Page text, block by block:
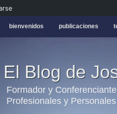
bienvenidos publicaciones
El Blog de
Formador y
Profesionales y Personales